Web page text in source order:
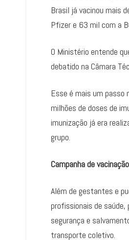
Brasil já vacinou mais
Pfizer e 63 mil com a
O Ministério entende
debatido na Câmara
Esse é mais um passo
milhões de doses de
imunização já era
grupo.
Campanha de vacinação
Além de gestantes e
profissionais de saúde,
segurança e
transporte coletivo.